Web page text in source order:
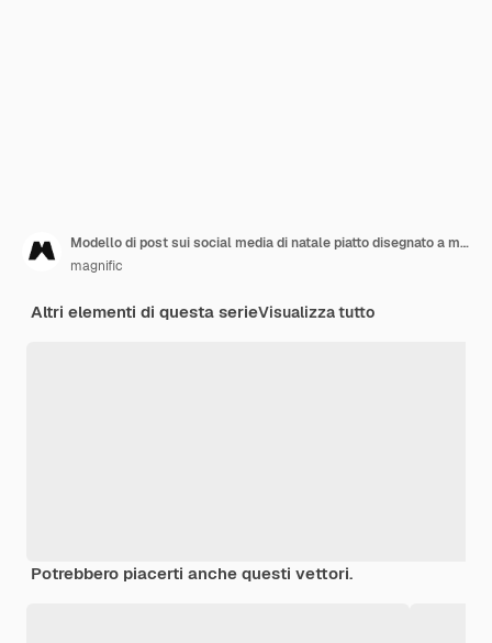
Modello di post sui social media di natale piatto disegnato a mano
magnific
Altri elementi di questa serieVisualizza tutto
Potrebbero piacerti anche questi vettori.